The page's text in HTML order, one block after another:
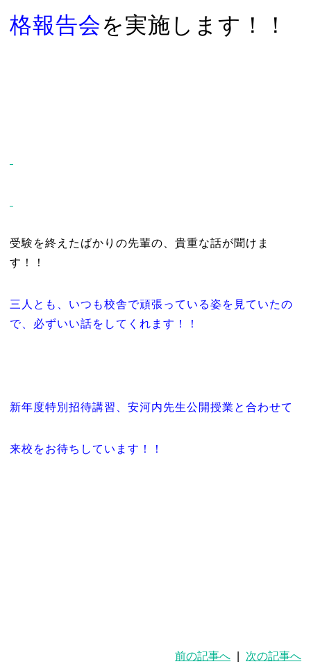
格報告会を実施します！！
受験を終えたばかりの先輩の、貴重な話が聞けま
す！！
三人とも、いつも校舎で頑張っている姿を見ていたの
で、必ずいい話をしてくれます！！
新年度特別招待講習、安河内先生公開授業と合わせて
来校をお待ちしています！！
前の記事へ 次の記事へ